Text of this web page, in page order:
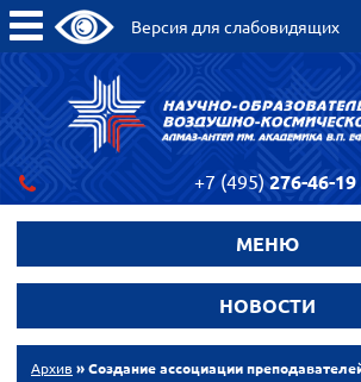
Версия для слабовидящих
+7 (495) 276-46-19
МЕНЮ
НОВОСТИ
Архив » Создание ассоциации